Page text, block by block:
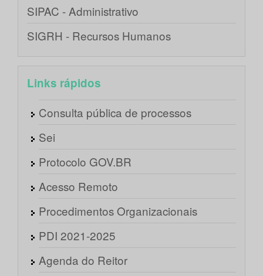
SIPAC - Administrativo
SIGRH - Recursos Humanos
Links rápidos
Consulta pública de processos
Sei
Protocolo GOV.BR
Acesso Remoto
Procedimentos Organizacionais
PDI 2021-2025
Agenda do Reitor